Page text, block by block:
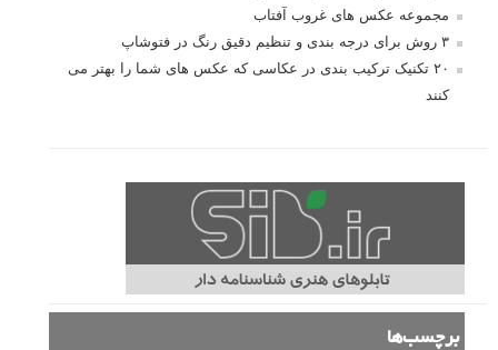
مجموعه عکس های غروب آفتاب
۳ روش برای درجه بندی و تنظیم دقیق رنگ در فتوشاپ
۲۰ تکنیک ترکیب بندی در عکاسی که عکس های شما را بهتر می
کنند
برچسب‌ها